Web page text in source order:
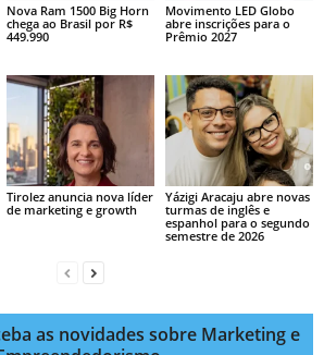
Nova Ram 1500 Big Horn
chega ao Brasil por R$
449.990
Movimento LED Globo
abre inscrições para o
Prêmio 2027
Tirolez anuncia nova líder
de marketing e growth
Yázigi Aracaju abre novas
turmas de inglês e
espanhol para o segundo
semestre de 2026
as novidades sobre Marketing e